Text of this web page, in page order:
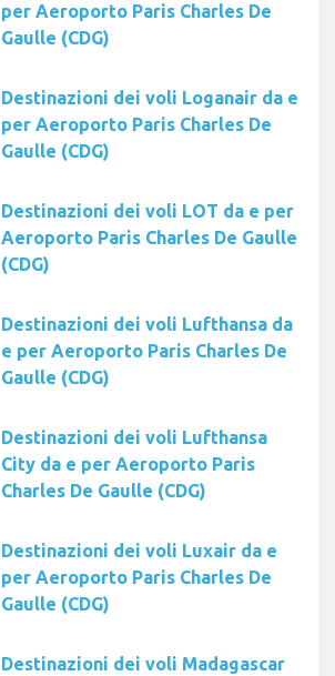
per Aeroporto Paris Charles De
Gaulle (CDG)
Destinazioni dei voli Loganair da e
per Aeroporto Paris Charles De
Gaulle (CDG)
Destinazioni dei voli LOT da e per
Aeroporto Paris Charles De Gaulle
(CDG)
Destinazioni dei voli Lufthansa da
e per Aeroporto Paris Charles De
Gaulle (CDG)
Destinazioni dei voli Lufthansa
City da e per Aeroporto Paris
Charles De Gaulle (CDG)
Destinazioni dei voli Luxair da e
per Aeroporto Paris Charles De
Gaulle (CDG)
Destinazioni dei voli Madagascar